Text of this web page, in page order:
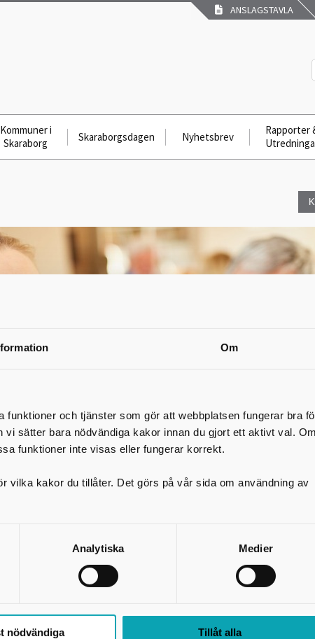
Om
och tjänster som gör att webbplatsen fungerar bra
sätter bara nödvändiga kakor innan du gjort ett aktivt val.
funktioner inte visas eller fungerar korrekt.
vilka kakor du tillåter. Det görs på vår sida om användning av
Analytiska Medier
nödvändiga Tillåt alla
ANSLAGSTAVLA
Kommuner i
Skaraborg
Skaraborgsdagen Nyhetsbrev
Rapporter
utbildning
innebär att man som student tillbringar
arbetsplatser inom ditt kommande yrkesområde.
ett professionellt förhållningssätt och
VFU för
VFU för
Information
Skaraborg